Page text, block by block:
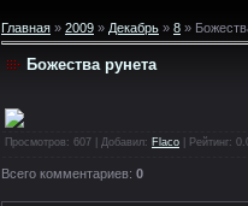
Главная » 2009 » Декабрь » 8 »
Божества рунета
Просмотров : 607 | Добавил: Flaco Рейтинг:
Всего комментариев: 0